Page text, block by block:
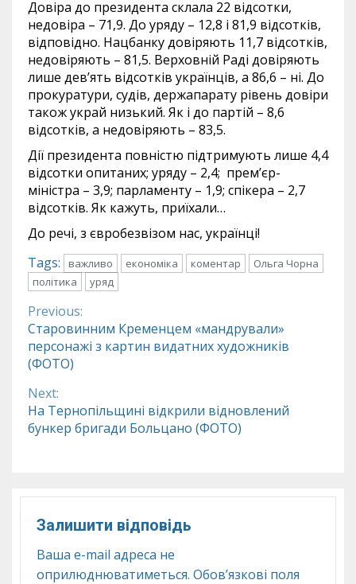
Довіра до президента склала 22 відсотки,
недовіра – 71,9. До уряду – 12,8 і 81,9 відсотків,
відповідно. Нацбанку довіряють 11,7 відсотків,
недовіряють – 81,5. Верховній Раді довіряють
лише дев’ять відсотків українців, а 86,6 – ні. До
прокуратури, судів, держапарату рівень довіри
також украй низький. Як і до партій – 8,6
відсотків, а недовіряють – 83,5.
Дії президента повністю підтримують лише 4,4
відсотки опитаних; уряду – 2,4; прем’єр-
міністра – 3,9; парламенту – 1,9; спікера – 2,7
відсотків. Як кажуть, приїхали…
До речі, з євробезвізом нас, українці!
Tags:
важливо економіка коментар
Ольга Чорна
політика
уряд
Continue
Reading
Previous:
Старовинним Кременцем «мандрували»
персонажі з картин видатних художників
(ФОТО)
Next:
На Тернопільщині відкрили відновлений
бункер бригади Больцано (ФОТО)
Залишити відповідь
Ваша e-mail адреса не
оприлюднюватиметься. Обов’язкові поля